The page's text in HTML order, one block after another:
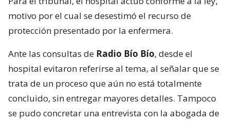
motivo por el cual se desestimó el recurso de
protección presentado por la enfermera.
Ante las consultas de Radio Bío Bío, desde el
hospital evitaron referirse al tema, al señalar que se
trata de un proceso que aún no está totalmente
concluido, sin entregar mayores detalles. Tampoco
se pudo concretar una entrevista con la abogada de